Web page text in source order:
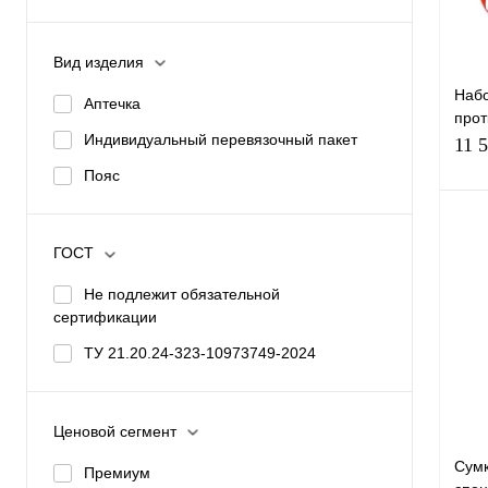
Вид изделия
Аптечка
Индивидуальный перевязочный пакет
Пояс
ГОСТ
Не подлежит обязательной
сертификации
ТУ 21.20.24-323-10973749-2024
Ценовой сегмент
Премиум
11